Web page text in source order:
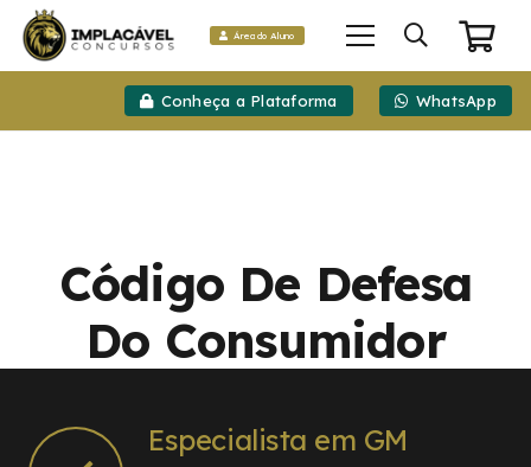
Área do Aluno
Conheça a Plataforma WhatsApp
Código De Defesa
Do Consumidor
Especialista em GM